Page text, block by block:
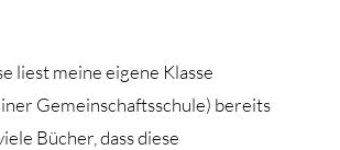
liest meine eigene Klasse
Gemeinschaftsschule) bereits
Bücher, dass diese